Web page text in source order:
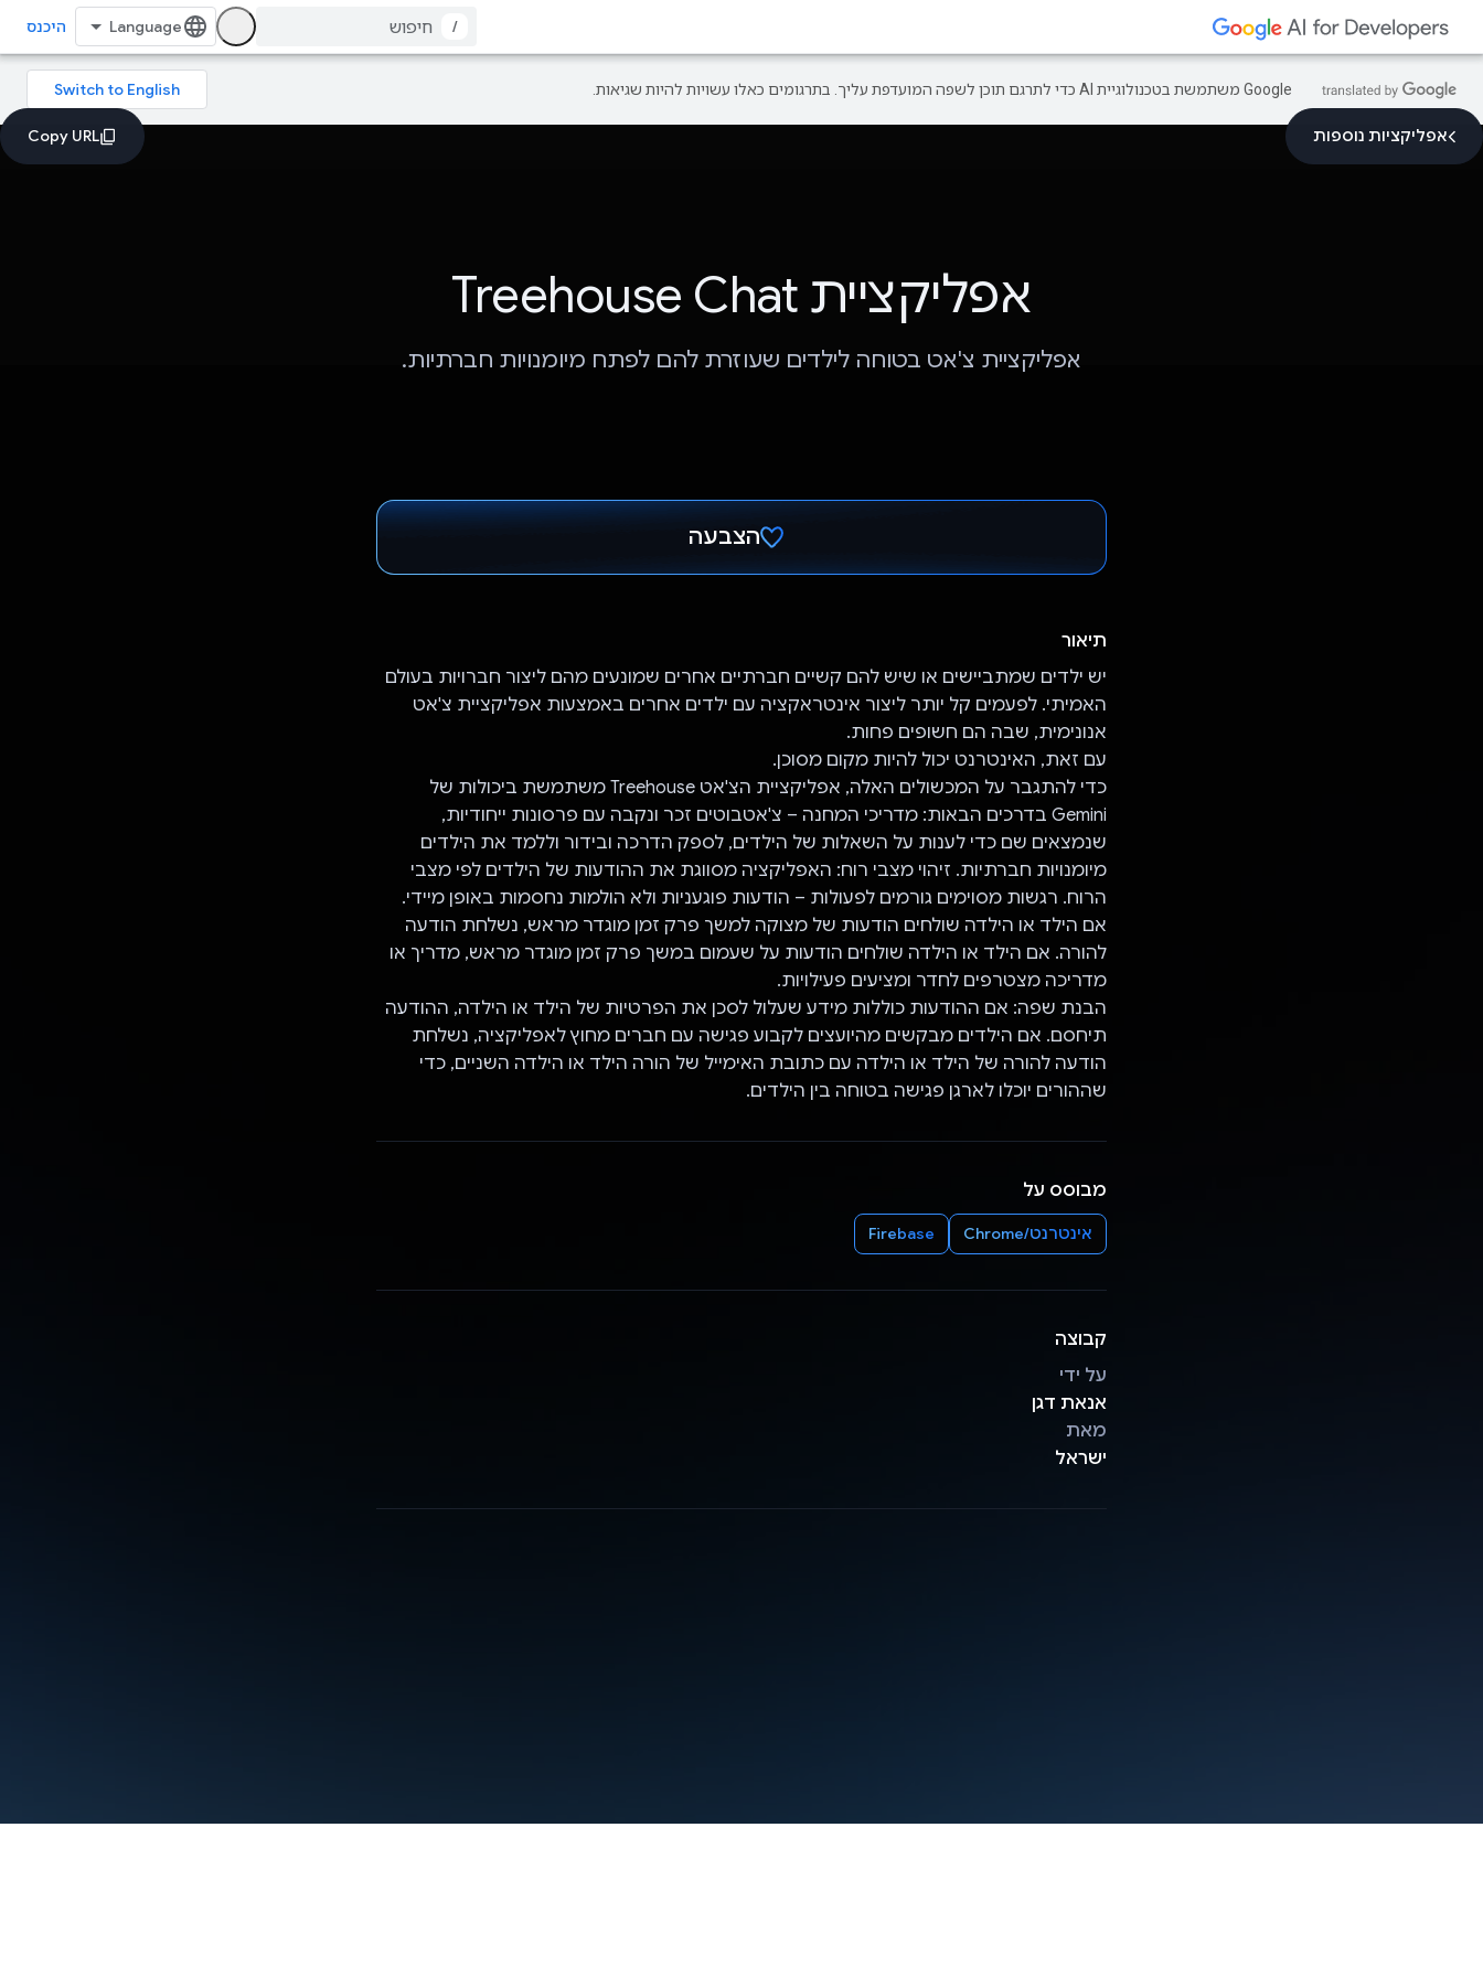
/ היכנס
‫Google משתמשת בטכנולוגיית AI כדי לתרגם תוכן לשפה המועדפת עליך. בתרגומים כאלו עשויות להיות שגיאות.
אפליקציות נוספות
אפליקציית Treehouse Chat
אפליקציית צ'אט בטוחה לילדים שעוזרת להם לפתח מיומנויות חברתיות.
הצבעה
תיאור
יש ילדים שמתביישים או שיש להם קשיים חברתיים אחרים שמונעים מהם ליצור חברויות בעולם
האמיתי. לפעמים קל יותר ליצור אינטראקציה עם ילדים אחרים באמצעות אפליקציית צ'אט
אנונימית, שבה הם חשופים פחות.
עם זאת, האינטרנט יכול להיות מקום מסוכן.
כדי להתגבר על המכשולים האלה, אפליקציית הצ'אט Treehouse משתמשת ביכולות של
Gemini בדרכים הבאות: מדריכי המחנה – צ'אטבוטים זכר ונקבה עם פרסונות ייחודיות,
שנמצאים שם כדי לענות על השאלות של הילדים, לספק הדרכה ובידור וללמד את הילדים
מיומנויות חברתיות. זיהוי מצבי רוח: האפליקציה מסווגת את ההודעות של הילדים לפי מצבי
הרוח. רגשות מסוימים גורמים לפעולות – הודעות פוגעניות ולא הולמות נחסמות באופן מיידי.
אם הילד או הילדה שולחים הודעות של מצוקה למשך פרק זמן מוגדר מראש, נשלחת הודעה
להורה. אם הילד או הילדה שולחים הודעות על שעמום במשך פרק זמן מוגדר מראש, מדריך או
מדריכה מצטרפים לחדר ומציעים פעילויות.
הבנת שפה: אם ההודעות כוללות מידע שעלול לסכן את הפרטיות של הילד או הילדה, ההודעה
תיחסם. אם הילדים מבקשים מהיועצים לקבוע פגישה עם חברים מחוץ לאפליקציה, נשלחת
הודעה להורה של הילד או הילדה עם כתובת האימייל של הורה הילד או הילדה השניים, כדי
שההורים יוכלו לארגן פגישה בטוחה בין הילדים.
מבוסס על
אינטרנט/Chrome Firebase
קבוצה
על ידי
אנאת דגן
מאת
ישראל